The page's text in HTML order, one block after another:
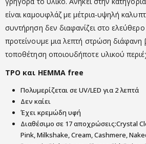
είναι καμουφλάζ με μέτρια-υψηλή
συντήρηση δεν διαφανίζει στο
προτείνουμε μια λεπτή στρώση διάφανη
τοποθέτηση οποιουδήποτε υλικού
TPO και HEMMA free
Πολυμερίζεται σε UV/LED για 2 λεπτά
Δεν καίει
Έχει κρεμώδη υφή
Διαθέσιμο σε 17 αποχρώσεις:Crystal
Pink, Milkshake, Cream, Cashmere,